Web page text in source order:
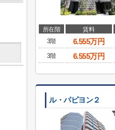
所在階 賃料
3階
6.555万円
3階
6.555万円
ル・パピヨン２